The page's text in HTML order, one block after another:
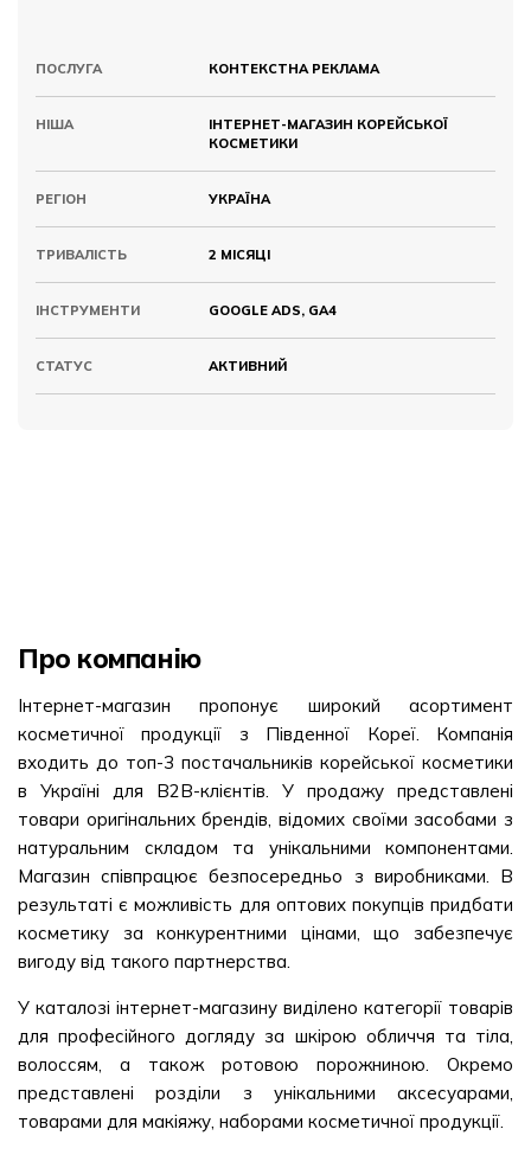
ПОСЛУГА КОНТЕКСТНА РЕКЛАМА
НІША
ІНТЕРНЕТ-МАГАЗИН КОРЕЙСЬКОЇ
КОСМЕТИКИ
РЕГІОН УКРАЇНА
ТРИВАЛІСТЬ 2 МІСЯЦІ
ІНСТРУМЕНТИ GOOGLE ADS, GA4
СТАТУС АКТИВНИЙ
Про компанію
Інтернет-магазин пропонує широкий асортимент
косметичної продукції з Південної Кореї. Компанія
входить до топ-3 постачальників корейської косметики
в Україні для В2В-клієнтів. У продажу представлені
товари оригінальних брендів, відомих своїми засобами з
натуральним складом та унікальними компонентами.
Магазин співпрацює безпосередньо з виробниками. В
результаті є можливість для оптових покупців придбати
косметику за конкурентними цінами, що забезпечує
вигоду від такого партнерства.
У каталозі інтернет-магазину виділено категорії товарів
для професійного догляду за шкірою обличчя та тіла,
волоссям, а також ротовою порожниною. Окремо
представлені розділи з унікальними аксесуарами,
товарами для макіяжу, наборами косметичної продукції.